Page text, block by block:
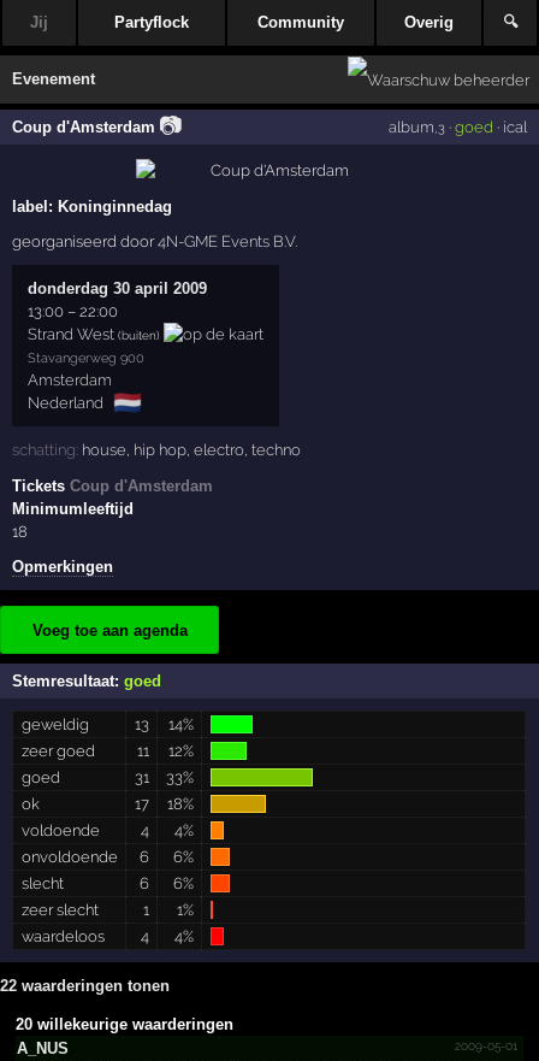
Jij Partyflock Community Overig 🔍
Evenement
Coup d'Amsterdam 📷 album ,3· goed· ical
label: Koninginnedag
georganiseerd door4N-GME Events B.V.
donderdag 30 april 2009
13:00 –22:00
Strand West (buiten)
Stavangerweg 900
Amsterdam
Nederland 🇳🇱
schatting: house, hip hop,electro,techno
TicketsCoup d'Amsterdam
Minimumleeftijd
18
Opmerkingen
Voeg toe aan agenda
Stemresultaat:goed
geweldig 13
14%
zeer goed
11
12%
goed
31
33%
ok
17
18%
voldoende
4
4%
onvoldoende
6
6%
slecht
6
6%
zeer slecht
1
1%
waardeloos
4 4%
22 waarderingen tonen
20 willekeurige waarderingen
A_NUS
2009-05-01